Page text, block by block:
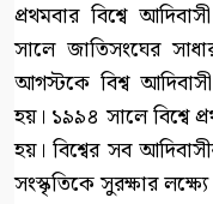
প্রথমবার বিশ্বে
সালে জাতিসংঘের
আগস্টকে বিশ্ব
হয়। ১৯৯৪ সালে বিশ্বে
হয়। বিশ্বের সব
সংস্কৃতিকে সুরক্ষার